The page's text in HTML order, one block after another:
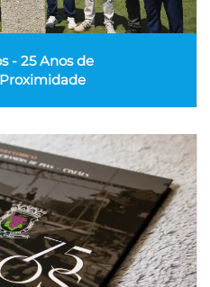
- 25 Anos de